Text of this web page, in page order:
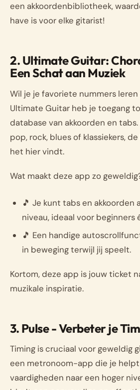
een akkoordenbibliotheek,
have is voor elke gitarist!
2. Ultimate Guitar:
Een Schat aan Muziek
Wil je je favoriete nummers
Ultimate Guitar heb je toegang
database van akkoorden en
pop, rock, blues of klassiekers,
het hier vindt.
Wat maakt deze app zo
🎵 Je kunt tabs en akkoorden
niveau, ideaal voor beginners
🎵 Een handige
in beweging terwijl jij speelt.
Kortom, deze app is jouw ticket
muzikale inspiratie.
3. Pulse - Verbeter je
Timing is cruciaal voor geweldig
een metronoom-app die je
vaardigheden naar een hoger